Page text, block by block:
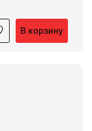
В корзину